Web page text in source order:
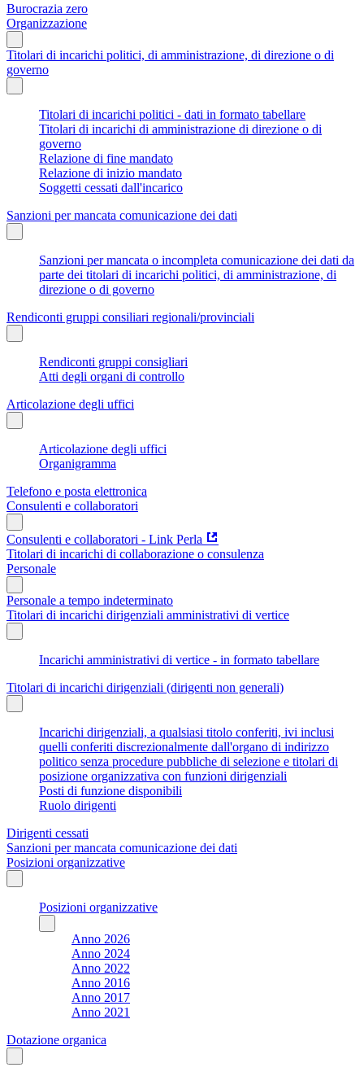
Burocrazia zero
Organizzazione
Titolari di incarichi politici, di amministrazione, di direzione o di
governo
Titolari di incarichi politici - dati in formato tabellare
Titolari di incarichi di amministrazione di direzione o di
governo
Relazione di fine mandato
Relazione di inizio mandato
Soggetti cessati dall'incarico
Sanzioni per mancata comunicazione dei dati
Sanzioni per mancata o incompleta comunicazione dei dati da
parte dei titolari di incarichi politici, di amministrazione, di
direzione o di governo
Rendiconti gruppi consiliari regionali/provinciali
Rendiconti gruppi consigliari
Atti degli organi di controllo
Articolazione degli uffici
Articolazione degli uffici
Organigramma
Telefono e posta elettronica
Consulenti e collaboratori
Consulenti e collaboratori - Link Perla
Titolari di incarichi di collaborazione o consulenza
Personale
Personale a tempo indeterminato
Titolari di incarichi dirigenziali amministrativi di vertice
Incarichi amministrativi di vertice - in formato tabellare
Titolari di incarichi dirigenziali (dirigenti non generali)
Incarichi dirigenziali, a qualsiasi titolo conferiti, ivi inclusi
quelli conferiti discrezionalmente dall'organo di indirizzo
politico senza procedure pubbliche di selezione e titolari di
posizione organizzativa con funzioni dirigenziali
Posti di funzione disponibili
Ruolo dirigenti
Dirigenti cessati
Sanzioni per mancata comunicazione dei dati
Posizioni organizzative
Posizioni organizzative
Anno 2026
Anno 2024
Anno 2022
Anno 2016
Anno 2017
Anno 2021
Dotazione organica